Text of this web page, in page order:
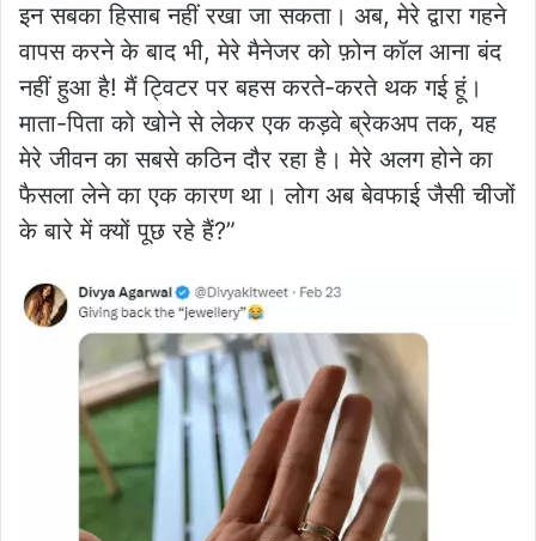
इन सबका हिसाब नहीं रखा जा सकता। अब, मेरे द्वारा गहने
वापस करने के बाद भी, मेरे मैनेजर को फ़ोन कॉल आना बंद
नहीं हुआ है! मैं ट्विटर पर बहस करते-करते थक गई हूं।
माता-पिता को खोने से लेकर एक कड़वे ब्रेकअप तक, यह
मेरे जीवन का सबसे कठिन दौर रहा है। मेरे अलग होने का
फैसला लेने का एक कारण था। लोग अब बेवफाई जैसी चीजों
के बारे में क्यों पूछ रहे हैं?”